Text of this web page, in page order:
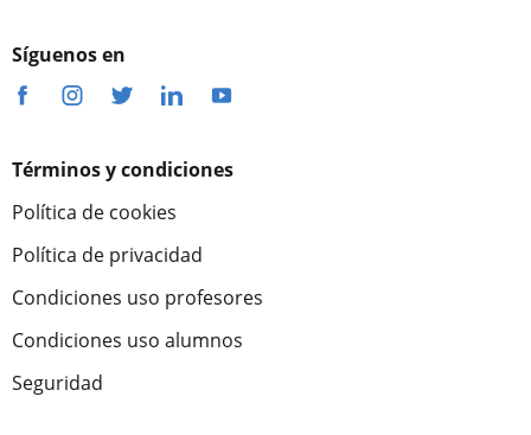
Síguenos en
Términos y condiciones
Política de cookies
Política de privacidad
Condiciones uso profesores
Condiciones uso alumnos
Seguridad